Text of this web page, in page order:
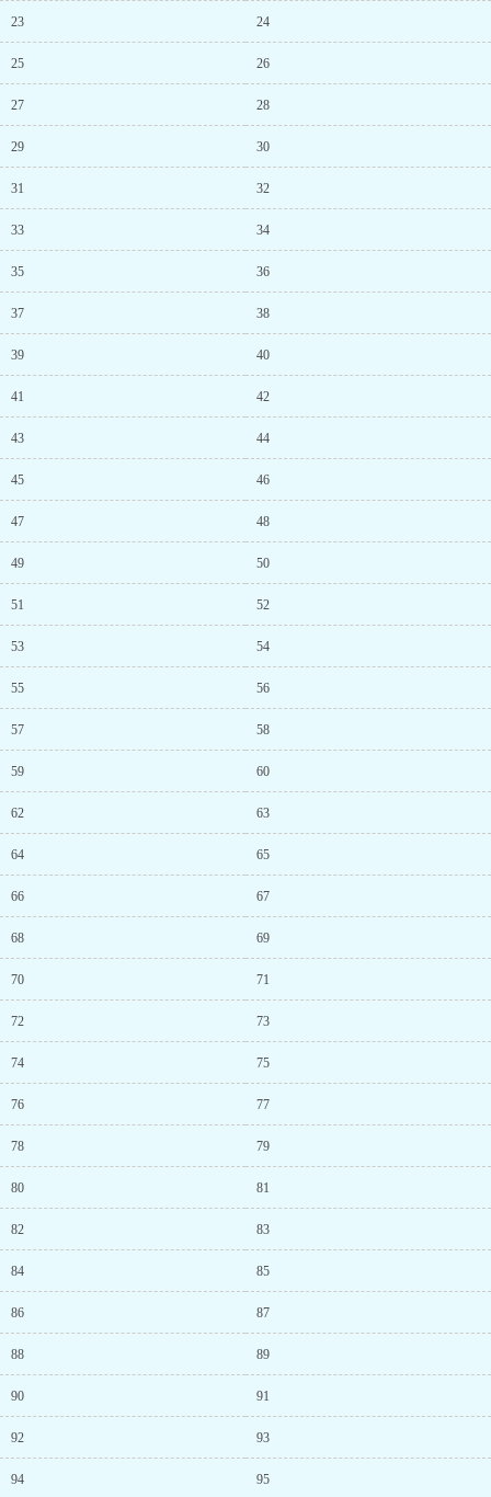
23 24
25 26
27 28
29 30
31 32
33 34
35 36
37 38
39 40
41 42
43 44
45 46
47 48
49 50
51 52
53 54
55 56
57 58
59 60
62 63
64 65
66 67
68 69
70 71
72 73
74 75
76 77
78 79
80 81
82 83
84 85
86 87
88 89
90 91
92 93
94 95